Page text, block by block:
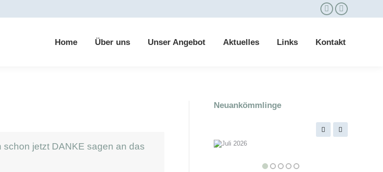
Home Über uns Unser Angebot Aktuelles Links Kontakt
jetzt DANKE sagen an das
Neuankömmlinge
Home Über uns Unser Angebot Aktuelles Links Kontakt